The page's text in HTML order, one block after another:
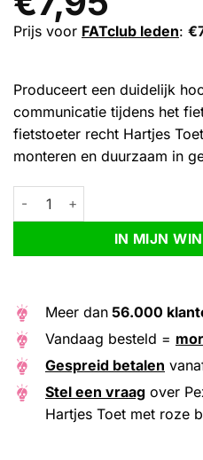
Prijs voor FATclub leden: €
Produceert een duidelijk
communicatie tijdens het
fietstoeter recht Hartjes
monteren en duurzaam in
PexKids fietstoeter recht
IN MIJN
Alternative:
Meer dan 56.000
Vandaag besteld =
Gespreid betalen
Stel een vraag over
Hartjes Toet met roze